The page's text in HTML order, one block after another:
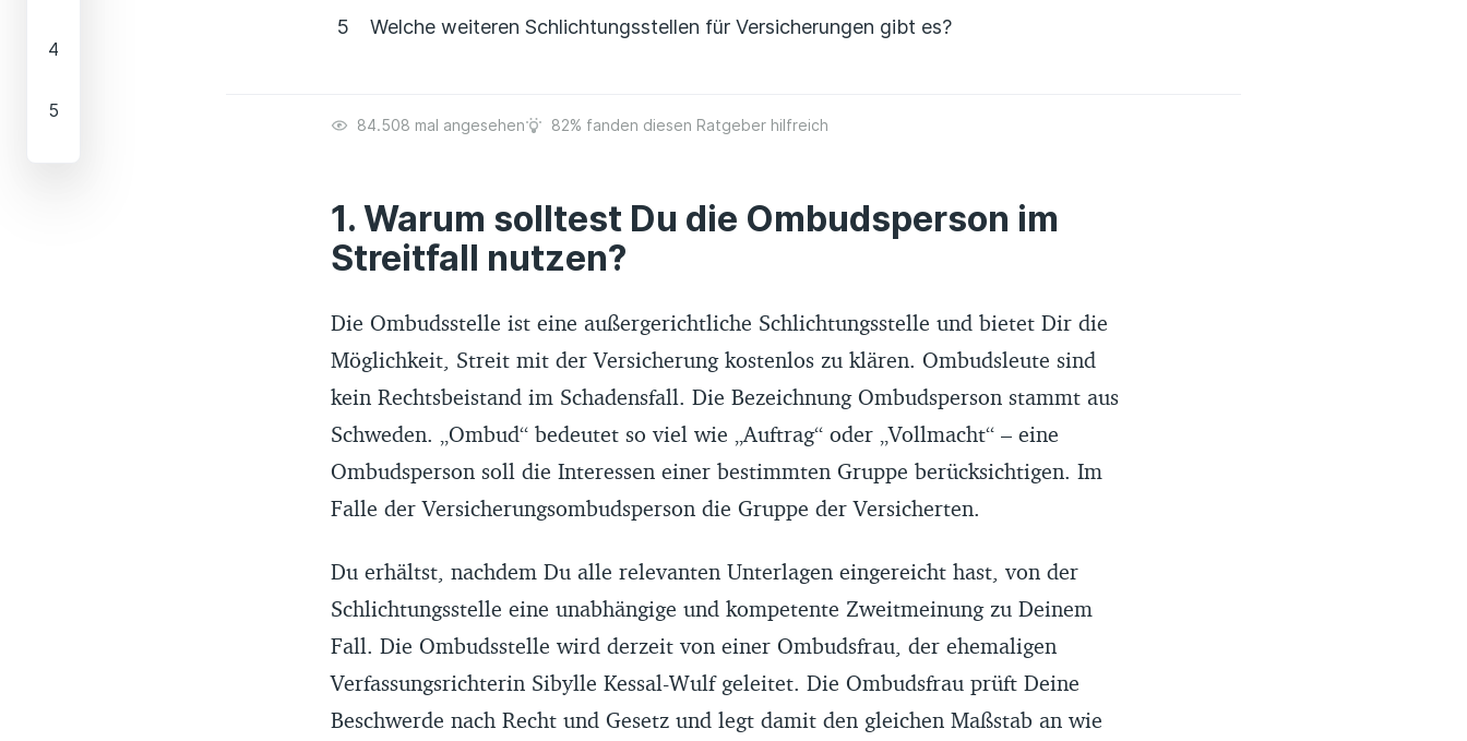
Welche weiteren Schlichtungsstellen für Versicherungen gibt es?
84.508 mal angesehen 82% fanden diesen Ratgeber hilfreich
Warum solltest Du die Ombudsperson im
Streitfall nutzen?
Die Ombudsstelle ist eine außergerichtliche Schlichtungsstelle und bietet Dir die
Möglichkeit, Streit mit der Versicherung kostenlos zu klären. Ombudsleute sind
kein Rechtsbeistand im Schadensfall. Die Bezeichnung Ombudsperson stammt aus
Schweden. „Ombud“ bedeutet so viel wie „Auftrag“ oder „Vollmacht“ – eine
Ombudsperson soll die Interessen einer bestimmten Gruppe berücksichtigen. Im
Falle der Versicherungsombudsperson die Gruppe der Versicherten.
Du erhältst, nachdem Du alle relevanten Unterlagen eingereicht hast, von der
Schlichtungsstelle eine unabhängige und kompetente Zweitmeinung zu Deinem
Fall. Die Ombudsstelle wird derzeit von einer Ombudsfrau, der ehemaligen
Verfassungsrichterin Sibylle Kessal-Wulf geleitet. Die Ombudsfrau prüft Deine
Beschwerde nach Recht und Gesetz und legt damit den gleichen Maßstab an wie